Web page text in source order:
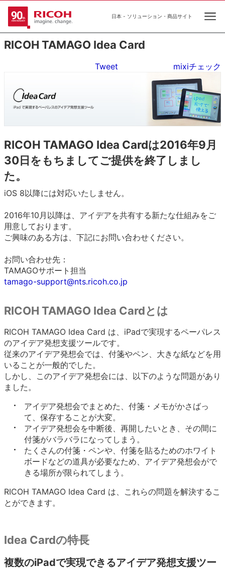
日本 - ソリューション・商品サイト
RICOH TAMAGO Idea Card
Tweet mixiチェック
RICOH TAMAGO Idea Cardは2016年9月
30日をもちましてご提供を終了しまし
た。
iOS 8以降には対応いたしません。
2016年10月以降は、アイデアを共有する新たな仕組みをご
用意しております。
ご興味のある方は、下記にお問い合わせください。
お問い合わせ先：
TAMAGOサポート担当
tamago-support@nts.ricoh.co.jp
RICOH TAMAGO Idea Cardとは
RICOH TAMAGO Idea Card は、iPadで実現するペーパレス
のアイデア発想支援ツールです。
従来のアイデア発想会では、付箋やペン、大きな紙などを用
いることが一般的でした。
しかし、このアイデア発想会には、以下のような問題があり
ました。
アイデア発想会でまとめた、付箋・メモがかさばっ
て、保存することが大変。
アイデア発想会を中断後、再開したいとき、その間に
付箋がバラバラになってしまう。
たくさんの付箋・ペンや、付箋を貼るためのホワイト
ボードなどの道具が必要なため、アイデア発想会がで
きる場所が限られてしまう。
RICOH TAMAGO Idea Card は、これらの問題を解決するこ
とができます。
Idea Cardの特長
複数のiPadで実現できるアイデア発想支援ツー